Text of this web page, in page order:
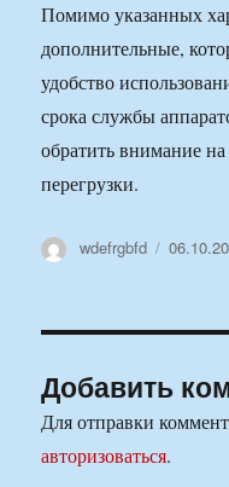
Помимо указанных
дополнительные,
удобство
срока службы
обратить внимание
перегрузки.
Автор
wdefrgbfd
Добавить
Для отправки
авторизоваться.